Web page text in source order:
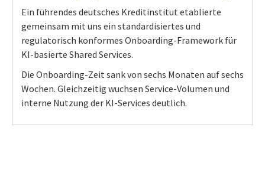
Ein führendes deutsches Kreditinstitut etablierte
gemeinsam mit uns ein standardisiertes und
regulatorisch konformes Onboarding-Framework für
KI-basierte Shared Services.
Die Onboarding-Zeit sank von sechs Monaten auf sechs
Wochen. Gleichzeitig wuchsen Service-Volumen und
interne Nutzung der KI-Services deutlich.